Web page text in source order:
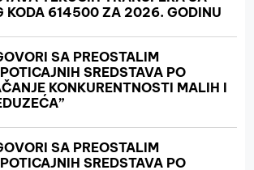
KODA 614500 ZA 2026. GODINU
SA PREOSTALIM
SREDSTAVA PO
KONKURENTNOSTI MALIH I
SA PREOSTALIM
SREDSTAVA PO